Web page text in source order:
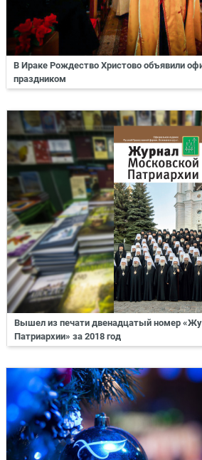
В Ираке Рождество Христово объявили
праздником
Вышел из печати двенадцатый номер
Патриархии» за 2018 год